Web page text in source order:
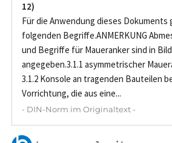
12)
Für die Anwendung dieses Dokuments
folgenden Begriffe.ANMERKUNG
und Begriffe für Maueranker sind in
angegeben.3.1.1 asymmetrischer
3.1.2 Konsole an tragenden Bauteilen
Vorrichtung, die aus eine...
- DIN-Norm im Originaltext -